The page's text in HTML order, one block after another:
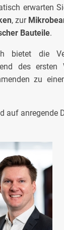
erwarten
, zur
Bauteile.
bietet die
des ersten
zu
auf anregende